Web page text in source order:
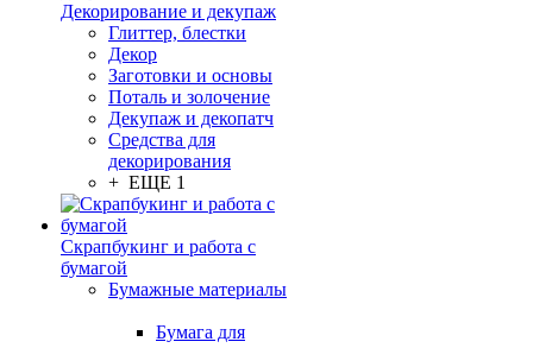
Декорирование и декупаж
Глиттер, блестки
Декор
Заготовки и основы
Поталь и золочение
Декупаж и декопатч
Средства для
декорирования
+ ЕЩЕ 1
Скрапбукинг и работа с
бумагой
Бумажные материалы
Бумага для